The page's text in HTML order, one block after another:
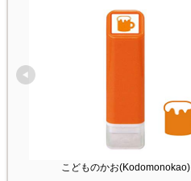
こどものかお(Kodomonokao)